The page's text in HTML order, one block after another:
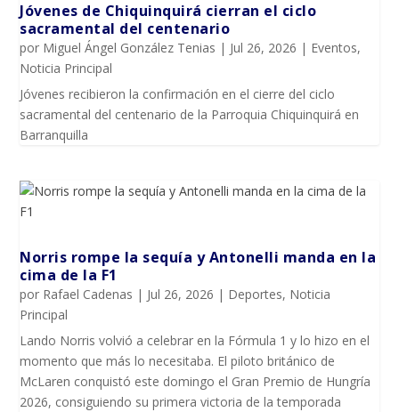
Jóvenes de Chiquinquirá cierran el ciclo
sacramental del centenario
por Miguel Ángel González Tenias | Jul 26, 2026 | Eventos,
Noticia Principal
Jóvenes recibieron la confirmación en el cierre del ciclo
sacramental del centenario de la Parroquia Chiquinquirá en
Barranquilla
Norris rompe la sequía y Antonelli manda en la
cima de la F1
por Rafael Cadenas | Jul 26, 2026 | Deportes, Noticia
Principal
Lando Norris volvió a celebrar en la Fórmula 1 y lo hizo en el
momento que más lo necesitaba. El piloto británico de
McLaren conquistó este domingo el Gran Premio de Hungría
2026, consiguiendo su primera victoria de la temporada